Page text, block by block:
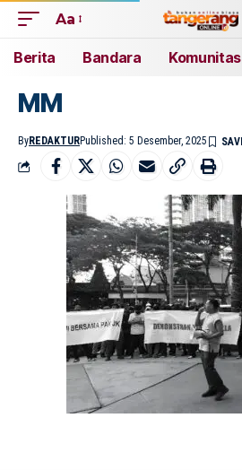
Aa
Berita Bandara Komunitas
MM
ByREDAKTURPublished: 5 Desember, 2025